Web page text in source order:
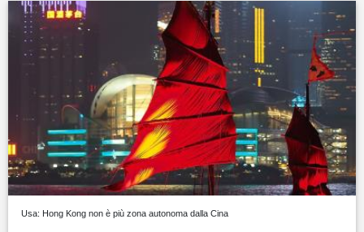
Usa: Hong Kong non è più zona autonoma dalla Cina